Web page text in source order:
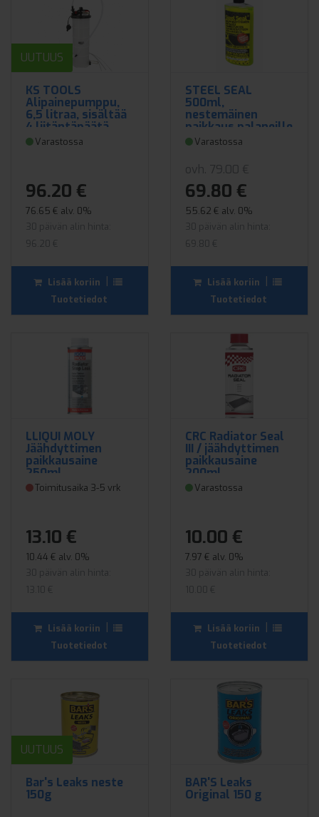
UUTUUS
KS TOOLS
Alipainepumppu,
6,5 litraa, sisältää
4 liitäntäpäätä
Varastossa
96.20 €
76.65 € alv. 0%
30 päivän alin hinta:
96.20 €
Lisää koriin
Tuotetiedot
STEEL SEAL
500ml,
nestemäinen
paikkaus palaneille
kannentiivisteille
Varastossa
ovh. 79.00 €
69.80 €
55.62 € alv. 0%
30 päivän alin hinta:
69.80 €
Lisää koriin
Tuotetiedot
LLIQUI MOLY
Jäähdyttimen
paikkausaine
250ml
Toimitusaika 3-5 vrk
13.10 €
10.44 € alv. 0%
30 päivän alin hinta:
13.10 €
Lisää koriin
Tuotetiedot
CRC Radiator Seal
III / jäähdyttimen
paikkausaine
200ml
Varastossa
10.00 €
7.97 € alv. 0%
30 päivän alin hinta:
10.00 €
Lisää koriin
Tuotetiedot
UUTUUS
Bar's Leaks neste
150g
BAR'S Leaks
Original 150 g